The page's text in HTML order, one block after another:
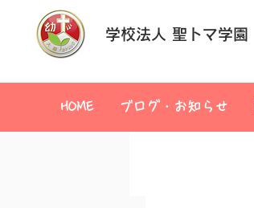
学校法人 聖トマ学園
HOME ブログ・お知らせ